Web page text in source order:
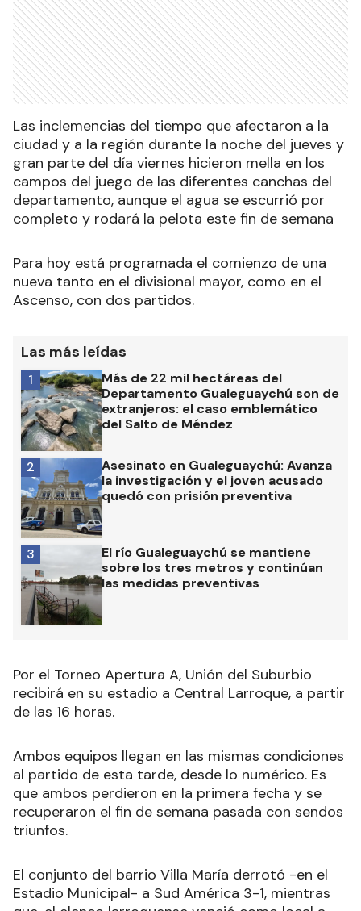
Las inclemencias del tiempo que afectaron a la
ciudad y a la región durante la noche del jueves y
gran parte del día viernes hicieron mella en los
campos del juego de las diferentes canchas del
departamento, aunque el agua se escurrió por
completo y rodará la pelota este fin de semana
Para hoy está programada el comienzo de una
nueva tanto en el divisional mayor, como en el
Ascenso, con dos partidos.
Las más leídas
Más de 22 mil hectáreas del
Departamento Gualeguaychú son de
extranjeros: el caso emblemático
del Salto de Méndez
1
Asesinato en Gualeguaychú: Avanza
la investigación y el joven acusado
quedó con prisión preventiva
2
El río Gualeguaychú se mantiene
sobre los tres metros y continúan
las medidas preventivas
3
Por el Torneo Apertura A, Unión del Suburbio
recibirá en su estadio a Central Larroque, a partir
de las 16 horas.
Ambos equipos llegan en las mismas condiciones
al partido de esta tarde, desde lo numérico. Es
que ambos perdieron en la primera fecha y se
recuperaron el fin de semana pasada con sendos
triunfos.
El conjunto del barrio Villa María derrotó -en el
Estadio Municipal- a Sud América 3-1, mientras